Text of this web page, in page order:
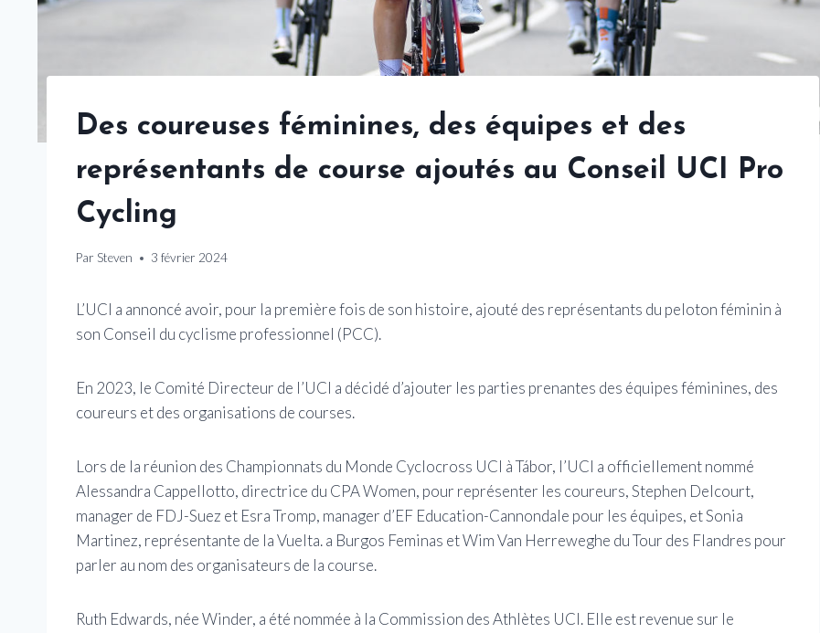
Des coureuses féminines, des équipes et des
représentants de course ajoutés au Conseil UCI Pro
Cycling
Par Steven 3 février 2024
L’UCI a annoncé avoir, pour la première fois de son histoire, ajouté des représentants du peloton féminin à
son Conseil du cyclisme professionnel (PCC).
En 2023, le Comité Directeur de l’UCI a décidé d’ajouter les parties prenantes des équipes féminines, des
coureurs et des organisations de courses.
Lors de la réunion des Championnats du Monde Cyclocross UCI à Tábor, l’UCI a officiellement nommé
Alessandra Cappellotto, directrice du CPA Women, pour représenter les coureurs, Stephen Delcourt,
manager de FDJ-Suez et Esra Tromp, manager d’EF Education-Cannondale pour les équipes, et Sonia
Martinez, représentante de la Vuelta. a Burgos Feminas et Wim Van Herreweghe du Tour des Flandres pour
parler au nom des organisateurs de la course.
Ruth Edwards, née Winder, a été nommée à la Commission des Athlètes UCI. Elle est revenue sur le